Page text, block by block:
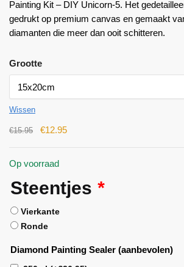
Painting Kit – DIY Unicorn-5. Het
gedrukt op premium canvas en gemaakt
diamanten die meer dan ooit schitteren.
Grootte
Wissen
€15.95 €12.95
Op voorraad
Steentjes *
Vierkante
Ronde
Diamond Painting Sealer (aanbevolen)